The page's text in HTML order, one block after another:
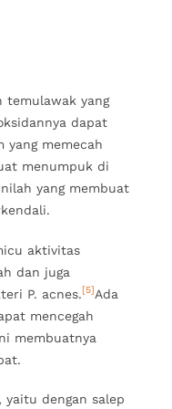
temulawak yang
dapat
yang memecah
menumpuk di
yang membuat
aktivitas
dan juga
P. acnes. [5]Ada
mencegah
membuatnya
yaitu dengan salep